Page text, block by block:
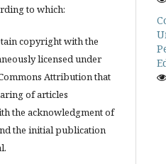
to which:
copyright with the
licensed under
Attribution that
of articles
the acknowledgment of
the initial publication